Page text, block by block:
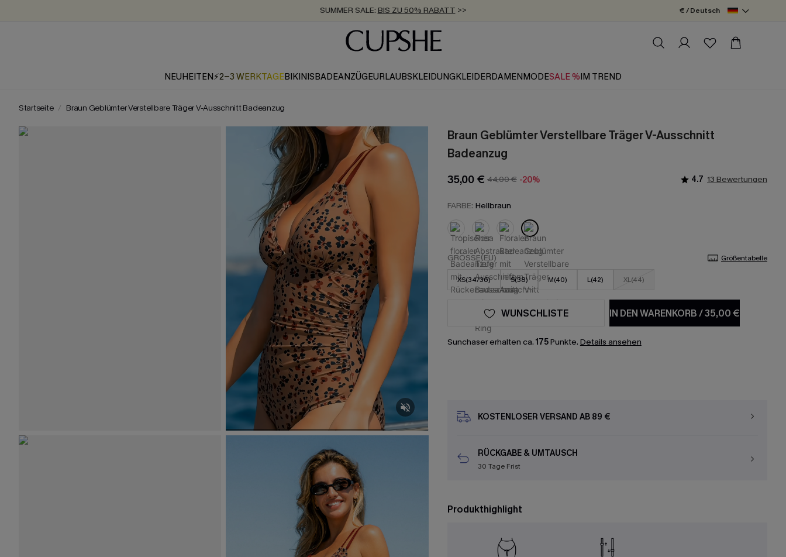
ZUM NEWSLETTER:BIS ZU -20% EXTRA ERHALTEN
KOSTENLOSER VERSAND AB 89 €
€ / Deutsch
NEUHEITEN⚡2-3 WERKTAGEBIKINISBADEANZÜGEURLAUBSKLEIDUNGKLEIDERDAMENMODESALE %IM TREND
Startseite Braun Geblümter Verstellbare Träger V-Ausschnitt Badeanzug
Braun Geblümter Verstellbare Träger V-Ausschnitt
Badeanzug
35,00 € 44,00 € -20% 4.7 13 Bewertungen
FARBE: Hellbraun
GRÖSSE(EU) Größentabelle
XS(34/36) S(38) M(40) L(42) XL(44)
IN DEN WARENKORB/35,00 €
WUNSCHLISTE
Sunchaser erhalten ca. 175Punkte. Details ansehen
KOSTENLOSER VERSAND AB 89 €
RÜCKGABE & UMTAUSCH
30 Tage Frist
Produkthighlight